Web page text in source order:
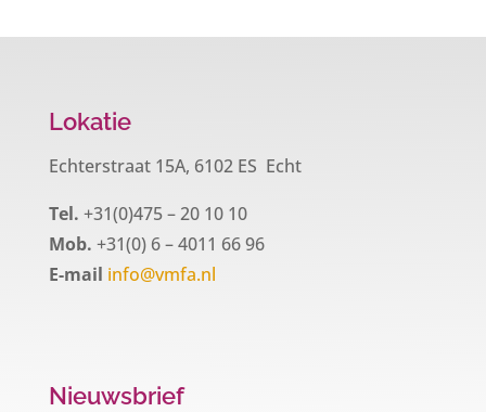
Lokatie
Echterstraat 15A, 6102 ES Echt
Tel. +31(0)475 – 20 10 10
Mob. +31(0) 6 – 4011 66 96
E-mail info@vmfa.nl
Nieuwsbrief